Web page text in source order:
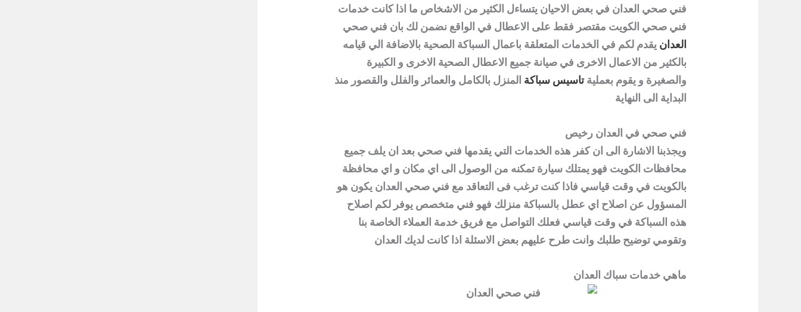
فني صحي العدان في بعض الاحيان يتساءل الكثير من الاشخاص ما اذا كانت خدمات
فني صحي الكويت مقتصر فقط على الاعطال في الواقع نضمن لك بان فني صحي
العدان يقدم لكم في الخدمات المتعلقة باعمال السباكة الصحية بالاضافة الي قيامه
بالكثير من الاعمال الاخرى في صيانة جميع الاعطال الصحية الاخرى و الكبيرة
والصغيرة و يقوم بعمليةتاسيس سباكة المنزل بالكامل والعمائر والفلل والقصور منذ
البداية الى النهاية
فني صحي في العدان رخيص
ويجذبنا الاشارة الى ان كفر هذه الخدمات التي يقدمها فني صحي بعد ان يلف جميع
محافظات الكويت فهو يمتلك سيارة تمكنه من الوصول الى اي مكان و اي محافظة
بالكويت في وقت قياسي فاذا كنت ترغب فى التعاقد مع فني صحي العدان يكون هو
المسؤول عن اصلاح اي عطل بالسباكة منزلك فهو فني متخصص يوفر لكم اصلاح
هذه السباكة في وقت قياسي فعلك التواصل مع فريق خدمة العملاء الخاصة بنا
وتقومي توضيح طلبك وانت طرح عليهم بعض الاسئلة اذا كانت لديك العدان
ماهي خدمات سباك العدان